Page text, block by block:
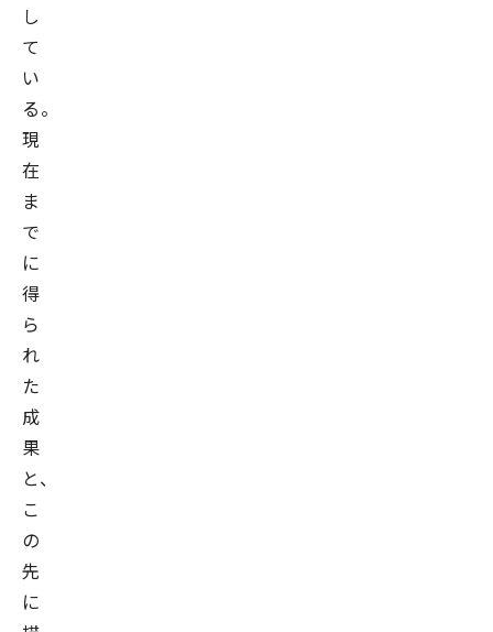
し
て
い
る。
現
在
ま
で
に
得
ら
れ
た
成
果
と、
こ
の
先
に